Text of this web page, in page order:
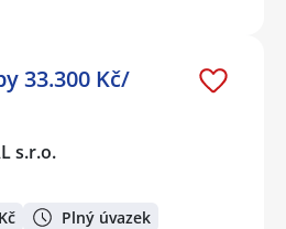
33.300 Kč/
s.r.o.
Plný úvazek